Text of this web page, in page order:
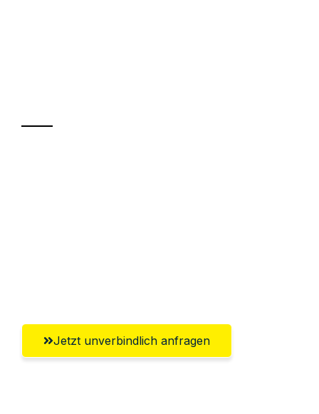
Jetzt unverbindlich anfragen